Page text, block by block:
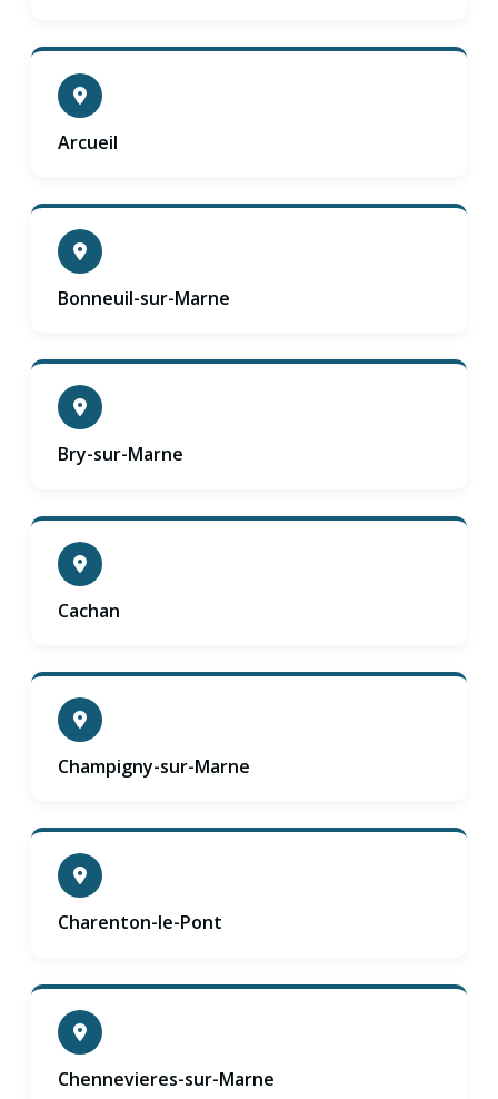
Arcueil
Bonneuil-sur-Marne
Bry-sur-Marne
Cachan
Champigny-sur-Marne
Charenton-le-Pont
Chennevieres-sur-Marne